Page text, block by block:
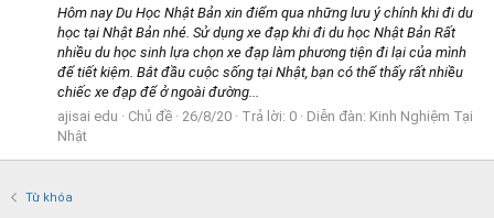
Hôm nay Du Học Nhật Bản xin điểm qua những lưu ý chính khi đi du
học tại Nhật Bản nhé. Sử dụng xe đạp khi đi du học Nhật Bản Rất
nhiều du học sinh lựa chọn xe đạp làm phương tiện đi lại của mình
để tiết kiệm. Bắt đầu cuộc sống tại Nhật, bạn có thể thấy rất nhiều
chiếc xe đạp để ở ngoài đường...
ajisai edu
Chủ đề 26/8/20 Trả lời: 0 Diễn đàn: Kinh Nghiệm Tại
Nhật
Từ khóa